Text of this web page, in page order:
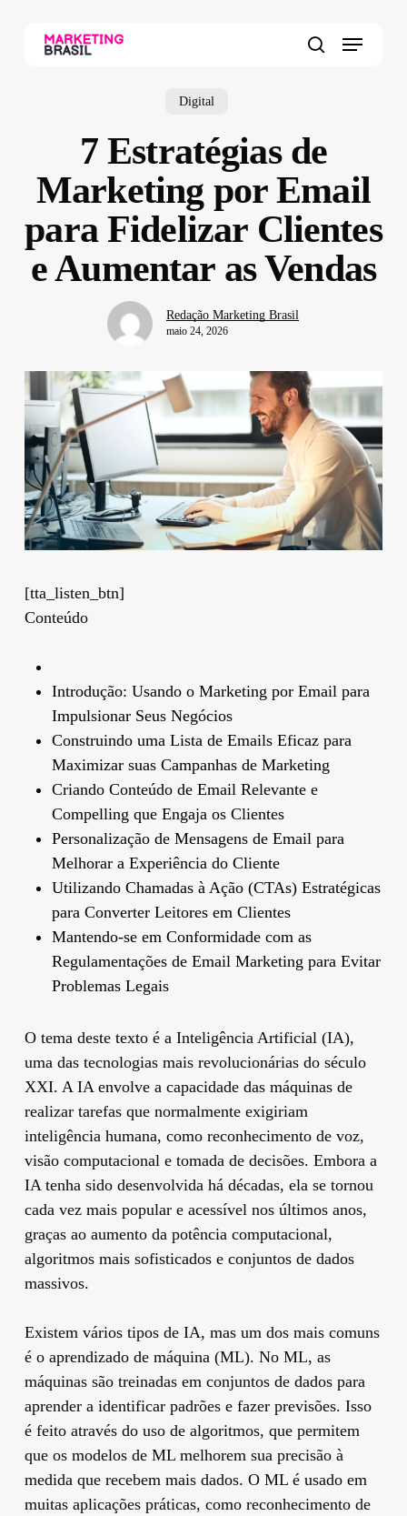
Menu
Digital
7 Estratégias de
Marketing por Email
para Fidelizar Clientes
e Aumentar as Vendas
Redação Marketing Brasil
maio 24, 2026
[tta_listen_btn]
Conteúdo
Introdução: Usando o Marketing por Email para
Impulsionar Seus Negócios
Construindo uma Lista de Emails Eficaz para
Maximizar suas Campanhas de Marketing
Criando Conteúdo de Email Relevante e
Compelling que Engaja os Clientes
Personalização de Mensagens de Email para
Melhorar a Experiência do Cliente
Utilizando Chamadas à Ação (CTAs) Estratégicas
para Converter Leitores em Clientes
Mantendo-se em Conformidade com as
Regulamentações de Email Marketing para Evitar
Problemas Legais
O tema deste texto é a Inteligência Artificial (IA),
uma das tecnologias mais revolucionárias do século
XXI. A IA envolve a capacidade das máquinas de
realizar tarefas que normalmente exigiriam
inteligência humana, como reconhecimento de voz,
visão computacional e tomada de decisões. Embora a
IA tenha sido desenvolvida há décadas, ela se tornou
cada vez mais popular e acessível nos últimos anos,
graças ao aumento da potência computacional,
algoritmos mais sofisticados e conjuntos de dados
massivos.
Existem vários tipos de IA, mas um dos mais comuns
é o aprendizado de máquina (ML). No ML, as
máquinas são treinadas em conjuntos de dados para
aprender a identificar padrões e fazer previsões. Isso
é feito através do uso de algoritmos, que permitem
que os modelos de ML melhorem sua precisão à
medida que recebem mais dados. O ML é usado em
muitas aplicações práticas, como reconhecimento de